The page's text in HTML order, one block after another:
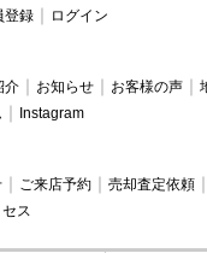
登録 ログイン
介 お知らせ お客様の声
Instagram
ご来店予約
売却査定依頼
ス